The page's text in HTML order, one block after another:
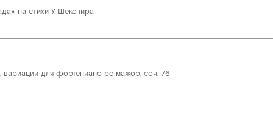
на стихи У. Шекспира
вариации для фортепиано ре мажор, соч. 76